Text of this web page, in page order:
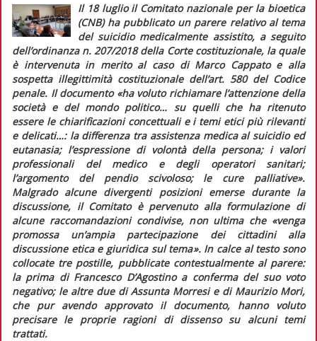
Il 18 luglio il Comitato nazionale per la bioetica
(CNB) ha pubblicato un parere relativo al tema
del suicidio medicalmente assistito, a seguito
dell’ordinanza n. 207/2018 della Corte costituzionale, la quale
è intervenuta in merito al caso di Marco Cappato e alla
sospetta illegittimità costituzionale dell’art. 580 del Codice
penale. Il documento «ha voluto richiamare l’attenzione della
società e del mondo politico… su quelli che ha ritenuto
essere le chiarificazioni concettuali e i temi etici più rilevanti
e delicati…: la differenza tra assistenza medica al suicidio ed
eutanasia; l’espressione di volontà della persona; i valori
professionali del medico e degli operatori sanitari;
l’argomento del pendio scivoloso; le cure palliative».
Malgrado alcune divergenti posizioni emerse durante la
discussione, il Comitato è pervenuto alla formulazione di
alcune raccomandazioni condivise, non ultima che «venga
promossa un’ampia partecipazione dei cittadini alla
discussione etica e giuridica sul tema». In calce al testo sono
collocate tre postille, pubblicate contestualmente al parere:
la prima di Francesco D’Agostino a conferma del suo voto
negativo; le altre due di Assunta Morresi e di Maurizio Mori,
che pur avendo approvato il documento, hanno voluto
precisare le proprie ragioni di dissenso su alcuni temi
trattati.